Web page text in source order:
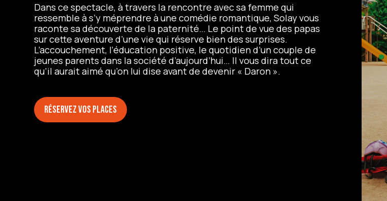
Dans ce spectacle, à travers la rencontre avec sa femme qui
ressemble à s’y méprendre à une comédie romantique, Solay vous
raconte sa découverte de la paternité… Le point de vue des papas
sur cette aventure d’une vie qui réserve bien des surprises.
L’accouchement, l’éducation positive, le quotidien d’un couple de
jeunes parents dans la société d’aujourd’hui… Il vous dira tout ce
qu’il aurait aimé qu’on lui dise avant de devenir « Daron ».
Réservez vos places